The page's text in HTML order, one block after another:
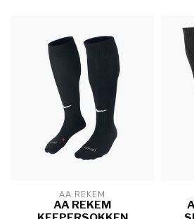
AA REKEM
AA REKEM